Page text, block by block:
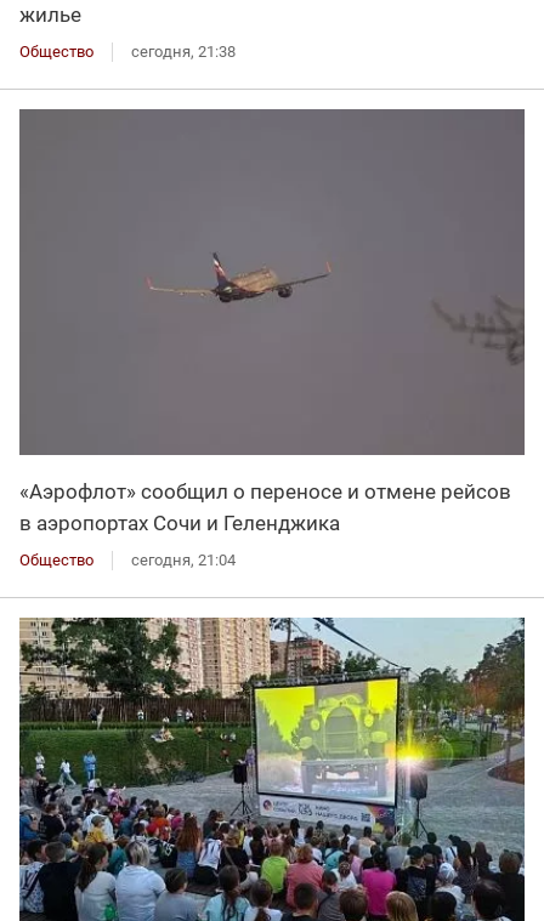
жилье
Общество сегодня, 21:38
«Аэрофлот» сообщил о переносе и отмене рейсов
в аэропортах Сочи и Геленджика
Общество сегодня, 21:04